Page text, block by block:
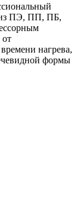
из ПЭ, ПП, ПБ,
от
нагрева,
формы